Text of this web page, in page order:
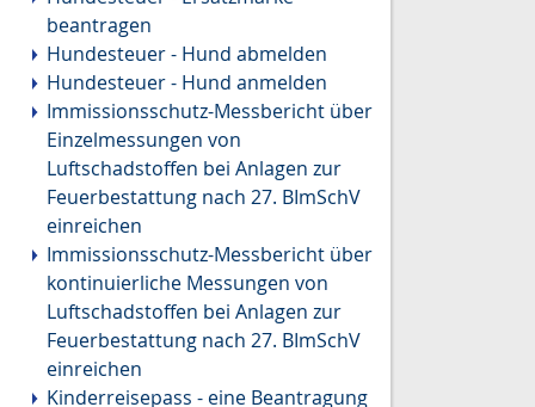
beantragen
Hundesteuer - Hund abmelden
Hundesteuer - Hund anmelden
Immissionsschutz-Messbericht über
Einzelmessungen von
Luftschadstoffen bei Anlagen zur
Feuerbestattung nach 27. BImSchV
einreichen
Immissionsschutz-Messbericht über
kontinuierliche Messungen von
Luftschadstoffen bei Anlagen zur
Feuerbestattung nach 27. BImSchV
einreichen
Kinderreisepass - eine Beantragung